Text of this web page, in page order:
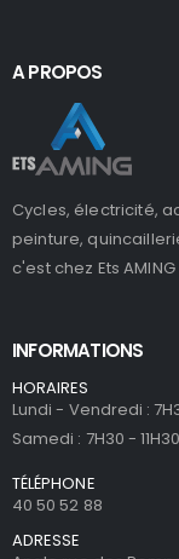
A PROPOS
Cycles, électricité,
peinture,
c'est chez Ets AMING
INFORMATIONS
HORAIRES
Lundi - Vendredi :
Samedi : 7H30 - 11H30
TÉLÉPHONE
40 50 52 88
ADRESSE